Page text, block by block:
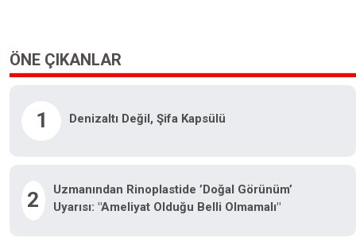
ÖNE ÇIKANLAR
1 Denizaltı Değil, Şifa Kapsülü
2
Uzmanından Rinoplastide ’doğal Görünüm’
Uyarısı: "Ameliyat Olduğu Belli Olmamalı"